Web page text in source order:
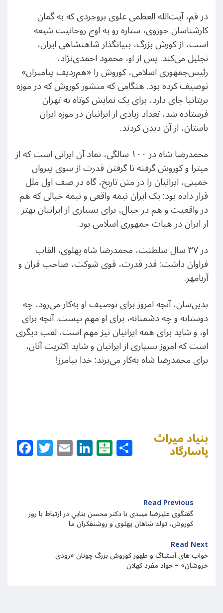
در قم، آیت‌الله العظمی علوی بروجردی که به گمان
کارشناسان حوزوی، ستاره رو به اوج روحانیت شیعه
است، از کورش بزرگ، بنیانگذار شاهنشاهی ایران،
تجلیل می‌کند. پس از او، محمود احمدی‌نژاد،
رئیس‌جمهوری اسلامی، کوروش را «هم‌ردیف پیامبران»
توصیف کرده بود. هنگامی که منشور کوروش که در موزه
بریتانیا جای دارد، برای یک نمایش کوتاه به تهران
فرستاده شد، تعداد زیادی از ایرانیان در موزه ایران
باستان، از آن دیدن کردند.
محمدرضا شاه در ۱۰۰ سالگی، نماد آن ایرانی است که از
میترا و کوروش گرفته تا گرفتن قدرت از سوی پیروان
خمینی، ایرانیان را در متن تاریخ، گاه در صف اول ملل
قرار داده بود: یک ایران نیمه واقعی و نیمه خیالی که هم
در واقعیت و هم در خیال، برای بسیاری از ایرانیان بهتر
از ایران در هیات جمهوری اسلامی بود.
در ۳۷ سال سلطنت، محمدرضا شاه پهلوی، القاب
فراوان داشت: قدر قدرت، قوی شوکت، صاحب‌ قران و
آریامهر.
بدین‌سان، آنچه امروز برای توصیف او به‌کار می‌رود، چه
دوستانه و چه دشمنانه، برای او مهم نیست. آنچه برای
او، و شاید برای همه ایرانیان نیز مهم است، لقب دیگری
است که امروز بسیاری از ایرانیان و شاید اکثریت آنان،
برای محمدرضا شاه به‌کار می‌برند: خدا بیامرز!
Facebook
Twitter
EmailLinkedIn
Balatarin
Share
بنیاد میراث
پاسارگاد
Read Previous
گفتگوی علیرضا میبدی با دکتر محسن بنايي در ارتباط با روز
کوروش، تولد شاهان پهلوی و روشنفکران ما
Read Next
خواب های آستیاگ و ظهور کوروش بزرگ چونان «رودی
خروشان» – جواد مفرد کهلان